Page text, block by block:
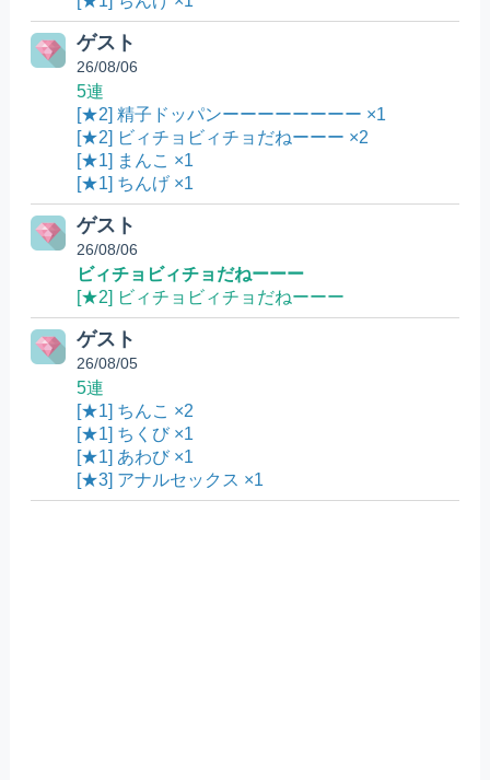
ゲスト
26/08/06
5連
[★2] 精子ドッパンーーーーーーーー ×1
[★2] ビィチョビィチョだねーーー ×2
[★1] まんこ ×1
[★1] ちんげ ×1
ゲスト
26/08/06
ビィチョビィチョだねーーー
[★2] ビィチョビィチョだねーーー
ゲスト
26/08/05
5連
[★1] ちんこ ×2
[★1] ちくび ×1
[★1] あわび ×1
[★3] アナルセックス ×1